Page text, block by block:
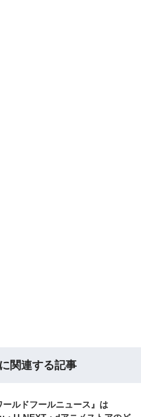
関連する記事
ールドフールニュース』は